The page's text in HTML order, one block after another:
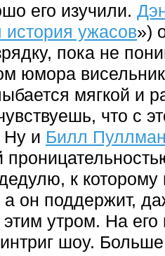
его изучили.
ужасов»)
пока не
юмора
мягкой и
что с
Ну и Билл
к
он поддержит,
этим утром. На
шоу.